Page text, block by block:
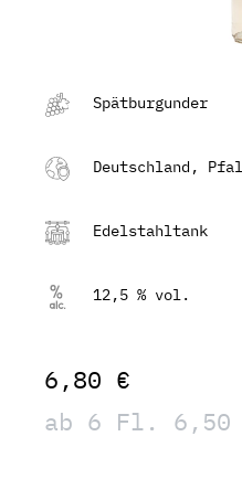
Spätburgunder
Deutschland,
Edelstahltank
12,5 % vol.
6,80 €
ab 6 Fl. 6,50